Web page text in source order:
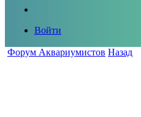
Войти
Форум Аквариумистов Назад